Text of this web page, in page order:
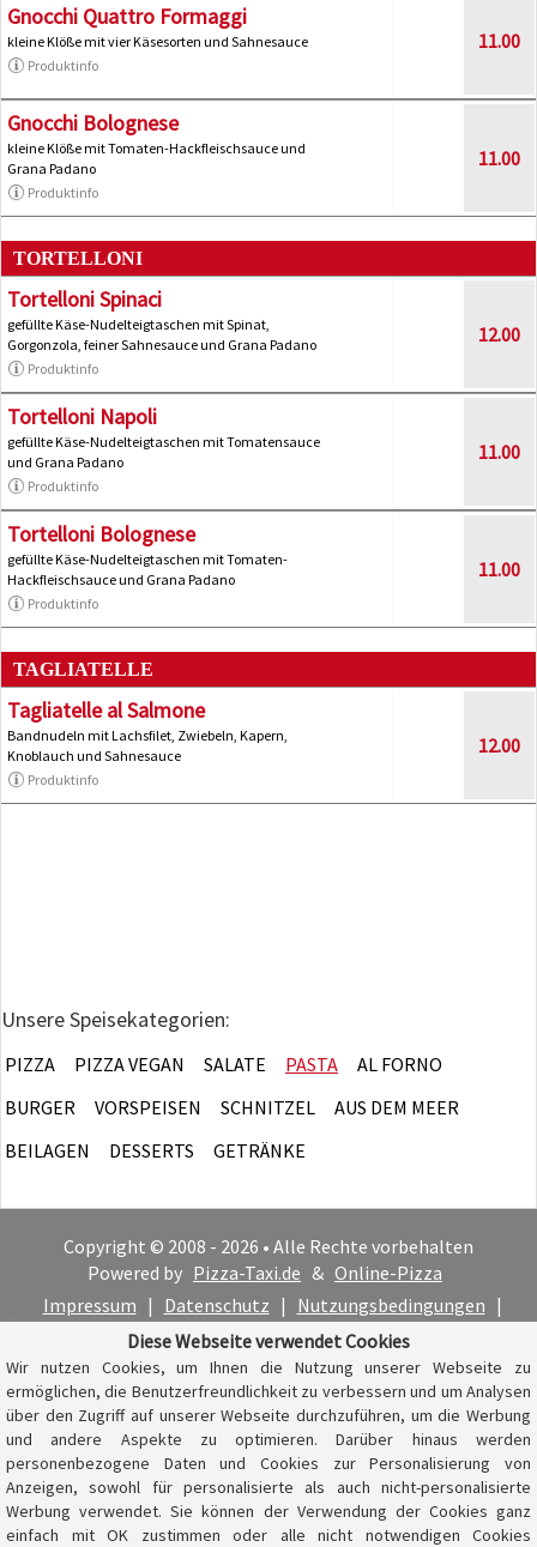
Gnocchi Quattro Formaggi
kleine Klöße mit vier Käsesorten und Sahnesauce
Produktinfo
11.00
Gnocchi Bolognese
kleine Klöße mit Tomaten-Hackfleischsauce und
Grana Padano
Produktinfo
11.00
TORTELLONI
Tortelloni Spinaci
gefüllte Käse-Nudelteigtaschen mit Spinat,
Gorgonzola, feiner Sahnesauce und Grana Padano
Produktinfo
12.00
Tortelloni Napoli
gefüllte Käse-Nudelteigtaschen mit Tomatensauce
und Grana Padano
Produktinfo
11.00
Tortelloni Bolognese
gefüllte Käse-Nudelteigtaschen mit Tomaten-
Hackfleischsauce und Grana Padano
Produktinfo
11.00
TAGLIATELLE
Tagliatelle al Salmone
Bandnudeln mit Lachsfilet, Zwiebeln, Kapern,
Knoblauch und Sahnesauce
Produktinfo
12.00
Unsere Speisekategorien:
PIZZA PIZZA VEGAN SALATE PASTA
AL FORNO
BURGER
VORSPEISEN SCHNITZEL
AUS DEM MEER
BEILAGEN
DESSERTS GETRÄNKE
Copyright © 2008 - 2026 • Alle Rechte vorbehalten
Powered by Pizza-Taxi.de & Online-Pizza
Impressum | Datenschutz | Nutzungsbedingungen |
Cookie-Hinweis
Diese Webseite verwendet Cookies
Wir nutzen Cookies, um Ihnen die Nutzung unserer Webseite zu
ermöglichen, die Benutzerfreundlichkeit zu verbessern und um Analysen
über den Zugriff auf unserer Webseite durchzuführen, um die Werbung
und andere Aspekte zu optimieren. Darüber hinaus werden
personenbezogene Daten und Cookies zur Personalisierung von
Anzeigen, sowohl für personalisierte als auch nicht-personalisierte
Werbung verwendet. Sie können der Verwendung der Cookies ganz
einfach mit OK zustimmen oder alle nicht notwendigen Cookies